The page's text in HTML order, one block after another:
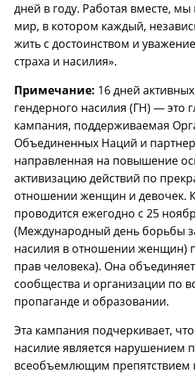
дней в году. Работая вместе,
мир, в котором каждый,
жить с достоинством и
страха и насилия».
Примечание: 16 дней
гендерного насилия (ГН) — это
кампания, поддерживаемая
Объединенных Наций и
направленная на повышение
активизацию действий по
отношении женщин и девочек.
проводится ежегодно с 25
(Международный день борьбы
насилия в отношении женщин)
прав человека). Она
сообщества и организации по
пропаганде и образовании.
Эта кампания подчеркивает,
насилие является нарушением
всеобъемлющим препятствием